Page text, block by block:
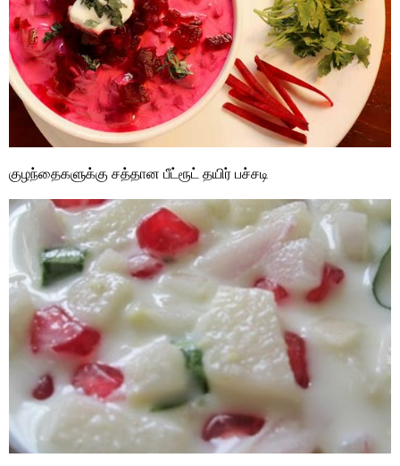
குழந்தைகளுக்கு சத்தான பீட்ரூட் தயிர் பச்சடி